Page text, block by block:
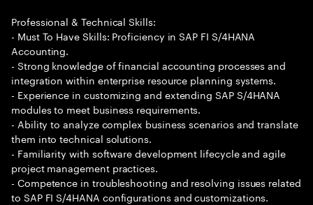
Professional & Technical Skills:
- Must To Have Skills: Proficiency in SAP FI S/4HANA
Accounting.
- Strong knowledge of financial accounting processes and
integration within enterprise resource planning systems.
- Experience in customizing and extending SAP S/4HANA
modules to meet business requirements.
- Ability to analyze complex business scenarios and translate
them into technical solutions.
- Familiarity with software development lifecycle and agile
project management practices.
- Competence in troubleshooting and resolving issues related
to SAP FI S/4HANA configurations and customizations.